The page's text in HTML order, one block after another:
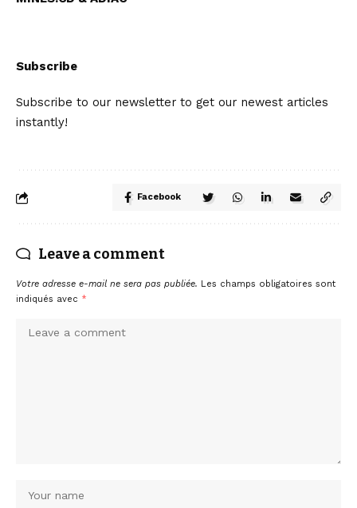
Subscribe
Subscribe to our newsletter to get our newest articles
instantly!
Facebook
Leave a comment
Votre adresse e-mail ne sera pas publiée. Les champs obligatoires sont
indiqués avec *